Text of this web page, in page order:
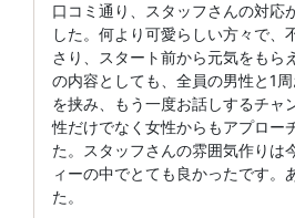
口コミ通り、スタッフさんの対応
した。何より可愛らしい方々で、
さり、スタート前から元気をもら
の内容としても、全員の男性と1
を挟み、もう一度お話しするチャ
性だけでなく女性からもアプロー
た。スタッフさんの雰囲気作りは
ィーの中でとても良かったです。
た。